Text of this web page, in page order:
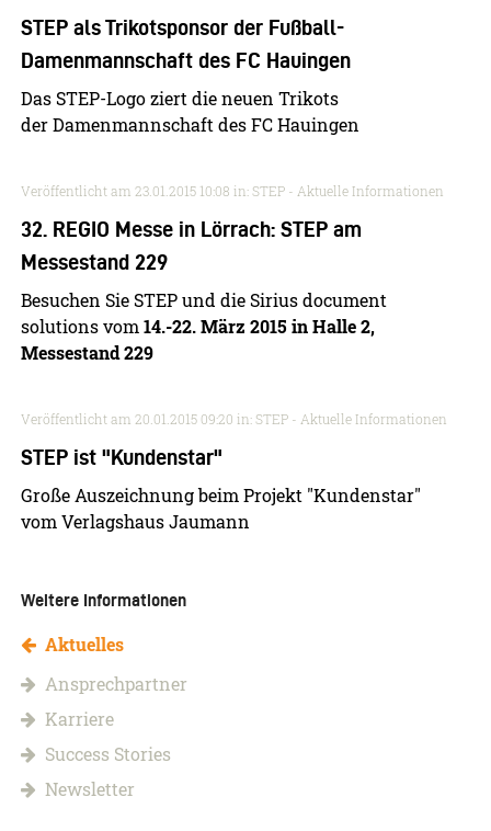
STEP als Trikotsponsor der Fußball-
Damenmannschaft des FC Hauingen
Das STEP-Logo ziert die neuen Trikots
der Damenmannschaft des FC Hauingen
Veröffentlicht am23.01.2015 10:08 in: STEP - Aktuelle Informationen
32. REGIO Messe in Lörrach: STEP am
Messestand 229
Besuchen Sie STEP und die Sirius document
solutions vom14.-22. März 2015 in Halle 2,
Messestand 229
Veröffentlicht am20.01.2015 09:20 in: STEP - Aktuelle Informationen
STEP ist "Kundenstar"
Große Auszeichnung beim Projekt "Kundenstar"
vom Verlagshaus Jaumann
Weitere Informationen
Aktuelles
Ansprechpartner
Karriere
Success Stories
Newsletter